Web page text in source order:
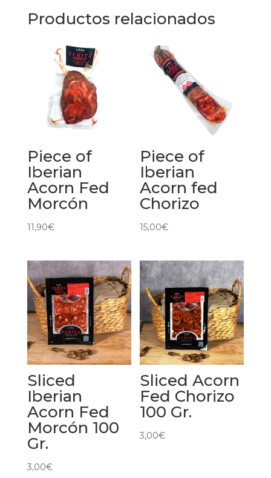
Productos relacionados
Piece of
Iberian
Acorn Fed
Morcón
11,90€
Piece of
Iberian
Acorn fed
Chorizo
15,00€
Sliced
Iberian
Acorn Fed
Morcón 100
Gr.
3,00€
Sliced Acorn
Fed Chorizo
100 Gr.
3,00€